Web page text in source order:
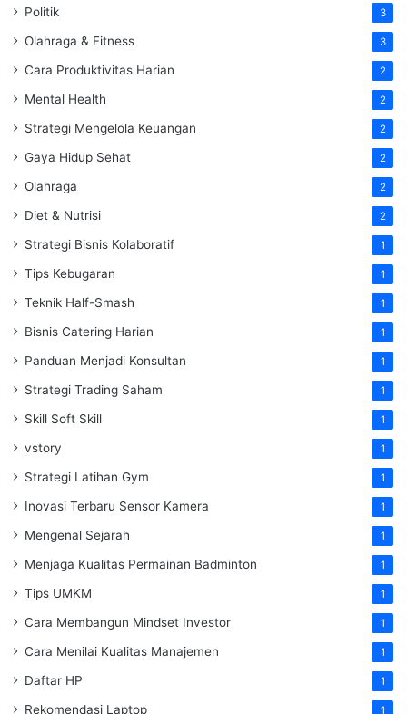
Politik 3
Olahraga & Fitness 3
Cara Produktivitas Harian 2
Mental Health 2
Strategi Mengelola Keuangan 2
Gaya Hidup Sehat 2
Olahraga 2
Diet & Nutrisi 2
Strategi Bisnis Kolaboratif 1
Tips Kebugaran 1
Teknik Half-Smash 1
Bisnis Catering Harian 1
Panduan Menjadi Konsultan 1
Strategi Trading Saham 1
Skill Soft Skill 1
vstory 1
Strategi Latihan Gym 1
Inovasi Terbaru Sensor Kamera 1
Mengenal Sejarah 1
Menjaga Kualitas Permainan Badminton 1
Tips UMKM 1
Cara Membangun Mindset Investor 1
Cara Menilai Kualitas Manajemen 1
Daftar HP 1
Rekomendasi Laptop 1